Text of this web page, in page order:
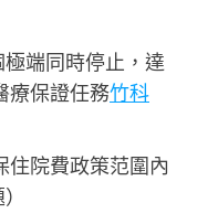
端同時停止，達
療保證任務竹科
住院費政策范圍內